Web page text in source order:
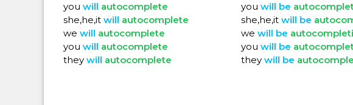
you will autocomplete
she,he,it will autocomplete
we will autocomplete
you will autocomplete
they will autocomplete
you will be
she,he,it will be
we will be
you will be
they will be